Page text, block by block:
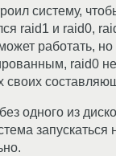
систему,
raid1 и raid0,
работать, но
raid0
своих
одного из
запускаться